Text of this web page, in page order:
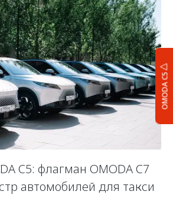
OMODA C5
C5: флагман OMODA C7
автомобилей для такси